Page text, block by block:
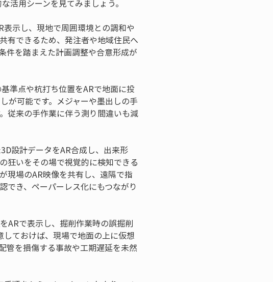
活用シーンを見てみましょう。
示し、現地で周囲環境との調和や
有できるため、発注者や地域住民へ
件を踏まえた計画調整や合意形成が
準点や杭打ち位置をARで地面に投
が可能です。メジャーや墨出しの手
従来の手作業に伴う測り間違いも減
設計データをAR合成し、出来形
狂いをその場で視覚的に検知できる
現場のAR映像を共有し、遠隔で指
でき、ペーパーレス化にもつながり
ARで表示し、掘削作業時の誤掘削
ておけば、現場で地面の上に仮想
管を損傷する事故や工期遅延を未然